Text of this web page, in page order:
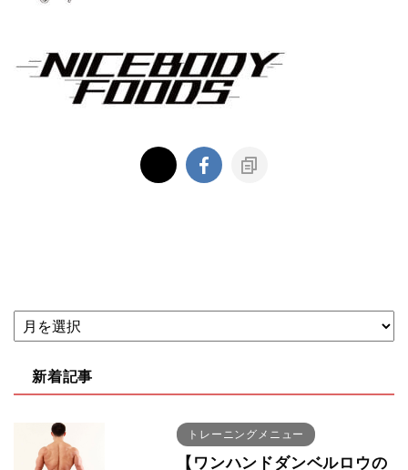
新着記事
トレーニングメニュー
【ワンハンドダンベルロウの